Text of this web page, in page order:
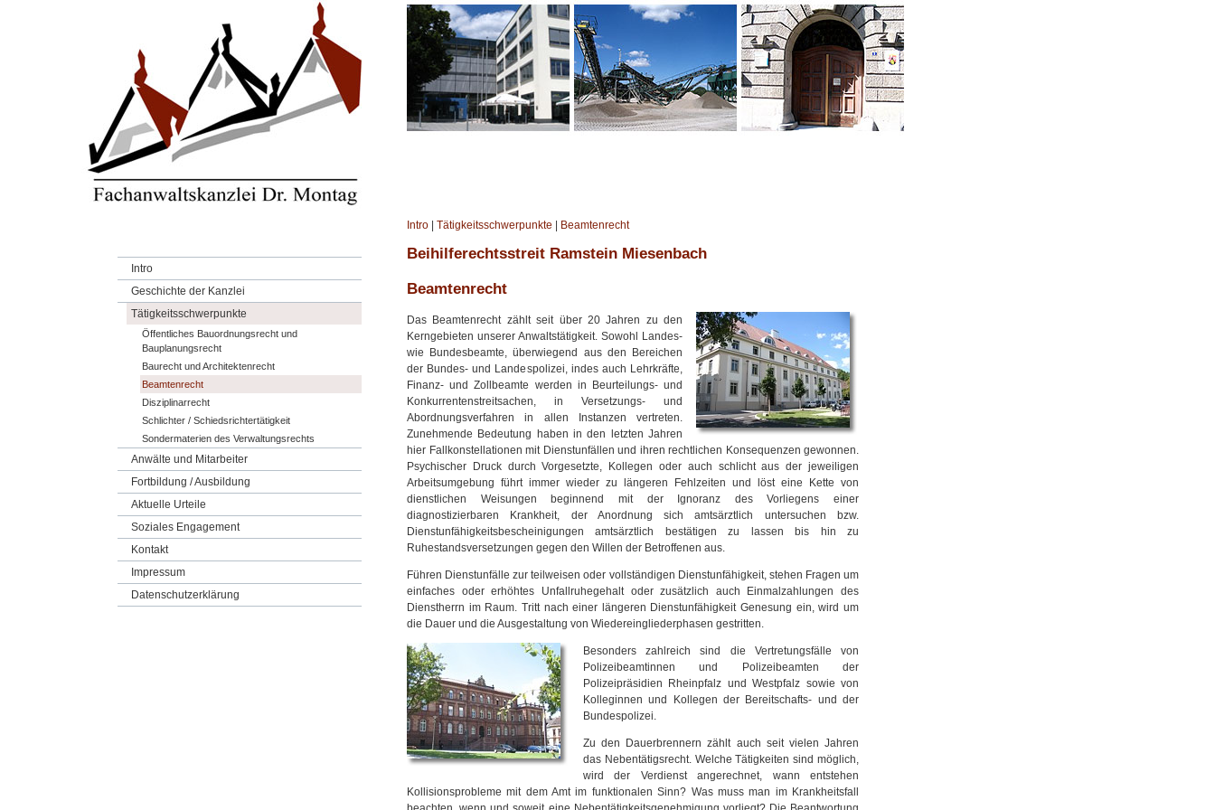
Intro
Geschichte der Kanzlei
Tätigkeitsschwerpunkte
Öffentliches Bauordnungsrecht und
Bauplanungsrecht
Baurecht und Architektenrecht
Beamtenrecht
Disziplinarrecht
Schlichter / Schiedsrichtertätigkeit
Sondermaterien des Verwaltungsrechts
Anwälte und Mitarbeiter
Fortbildung / Ausbildung
Aktuelle Urteile
Soziales Engagement
Kontakt
Impressum
Datenschutzerklärung
Intro Tätigkeitsschwerpunkte Beamtenrecht
Beihilferechtsstreit Ramstein Miesenbach
Beamtenrecht
Das Beamtenrecht zählt seit über 20 Jahren zu den
Kerngebieten unserer Anwaltstätigkeit. Sowohl Landes-
wie Bundesbeamte, überwiegend aus den Bereichen
der Bundes- und Landespolizei, indes auch Lehrkräfte,
Finanz- und Zollbeamte werden in Beurteilungs- und
Konkurrentenstreitsachen, in Versetzungs- und
Abordnungsverfahren in allen Instanzen vertreten.
Zunehmende Bedeutung haben in den letzten Jahren
hier Fallkonstellationen mit Dienstunfällen und ihren rechtlichen Konsequenzen gewonnen.
Psychischer Druck durch Vorgesetzte, Kollegen oder auch schlicht aus der jeweiligen
Arbeitsumgebung führt immer wieder zu längeren Fehlzeiten und löst eine Kette von
dienstlichen Weisungen beginnend mit der Ignoranz des Vorliegens einer
diagnostizierbaren Krankheit, der Anordnung sich amtsärztlich untersuchen bzw.
Dienstunfähigkeitsbescheinigungen amtsärztlich bestätigen zu lassen bis hin zu
Ruhestandsversetzungen gegen den Willen der Betroffenen aus.
Führen Dienstunfälle zur teilweisen oder vollständigen Dienstunfähigkeit, stehen Fragen um
einfaches oder erhöhtes Unfallruhegehalt oder zusätzlich auch Einmalzahlungen des
Dienstherrn im Raum. Tritt nach einer längeren Dienstunfähigkeit Genesung ein, wird um
die Dauer und die Ausgestaltung von Wiedereingliederphasen gestritten.
Besonders zahlreich sind die Vertretungsfälle von
Polizeibeamtinnen und Polizeibeamten der
Polizeipräsidien Rheinpfalz und Westpfalz sowie von
Kolleginnen und Kollegen der Bereitschafts- und der
Bundespolizei.
Zu den Dauerbrennern zählt auch seit vielen Jahren
das Nebentätigsrecht. Welche Tätigkeiten sind möglich,
wird der Verdienst angerechnet, wann entstehen
Kollisionsprobleme mit dem Amt im funktionalen Sinn? Was muss man im Krankheitsfall